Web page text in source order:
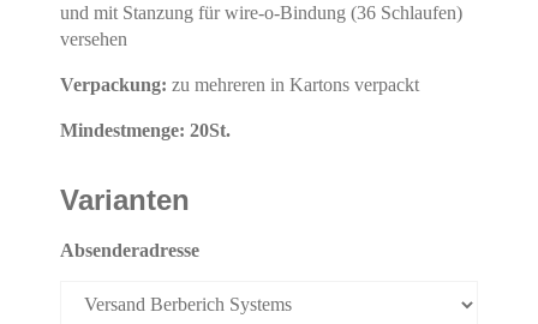
und mit Stanzung für wire-o-Bindung (36 Schlaufen)
versehen
Verpackung: zu mehreren in Kartons verpackt
Mindestmenge: 20St.
Varianten
Absenderadresse